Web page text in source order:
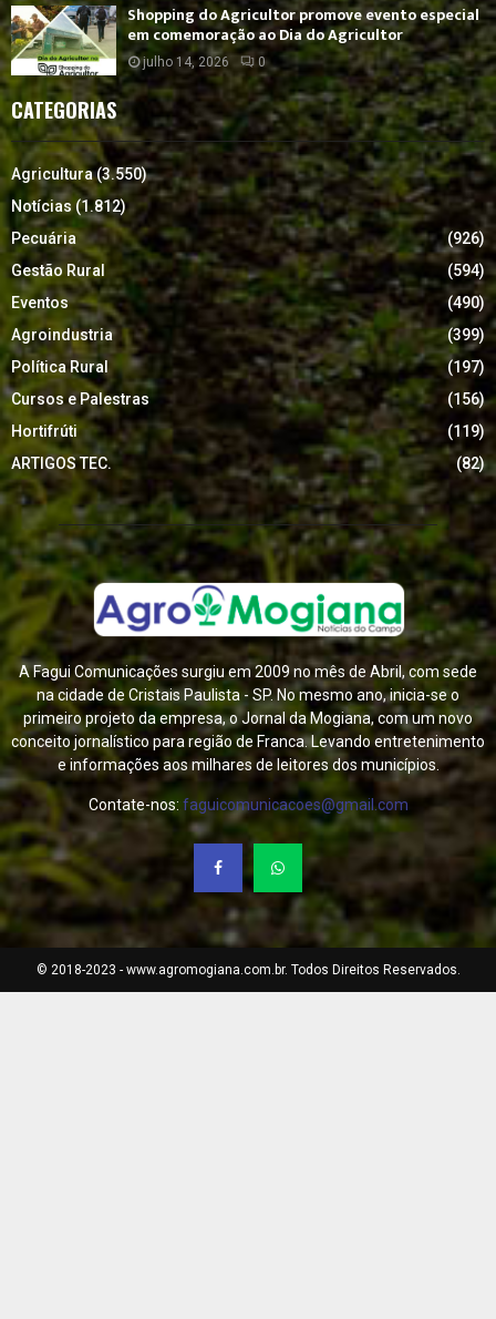
Shopping do Agricultor promove evento especial
em comemoração ao Dia do Agricultor
julho 14, 2026 0
CATEGORIAS
Agricultura(3.550)
Notícias (1.812)
Pecuária
(926)
Gestão Rural
(594)
Eventos
(490)
Agroindustria
(399)
Política Rural
(197)
Cursos e Palestras
(156)
Hortifrúti
(119)
ARTIGOS TEC.
(82)
A Fagui Comunicações surgiu em 2009 no mês de Abril, com sede
na cidade de Cristais Paulista - SP. No mesmo ano, inicia-se o
primeiro projeto da empresa, o Jornal da Mogiana, com um novo
conceito jornalístico para região de Franca. Levando entretenimento
e informações aos milhares de leitores dos municípios.
Contate-nos: faguicomunicacoes@gmail.com
© 2018-2023 - www.agromogiana.com.br. Todos Direitos Reservados.